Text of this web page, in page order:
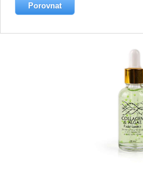
Porovnat